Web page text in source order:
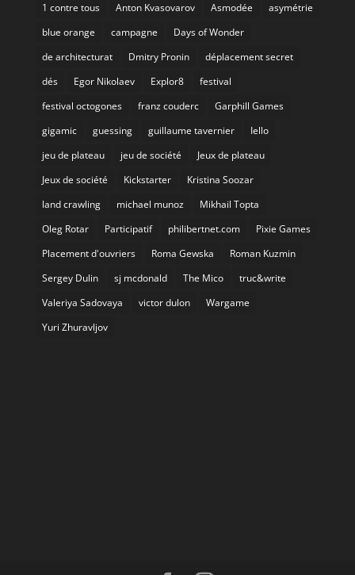
1 contre tous Anton Kvasovarov Asmodée
asymétrie
blue orange
campagne
Days of Wonder
de architecturat
Dmitry Pronin
déplacement secret
dés
Egor Nikolaev Explor8
festival
festival octogones
franz couderc
Garphill Games
gigamic
guessing guillaume tavernier
Iello
jeu de plateau
jeu de société
Jeux de plateau
Jeux de société
Kickstarter
Kristina Soozar
land crawling
michael munoz
Mikhail Topta
Oleg Rotar
Participatif philibertnet.com
Pixie Games
Placement d'ouvriers
Roma Gewska
Roman Kuzmin
Sergey Dulin
sj mcdonald The Mico
truc&write
Valeriya Sadovaya
victor dulon
Wargame
Yuri Zhuravljov